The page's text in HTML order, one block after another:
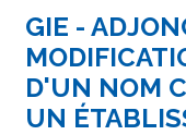
GIE -
D'UN NOM
UN